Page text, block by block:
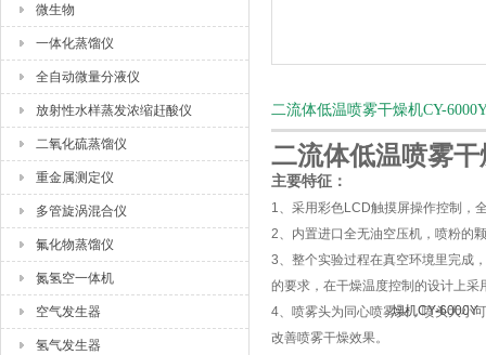
微生物
一体化蒸馏仪
全自动微量分液仪
放射性水样蒸发浓缩赶酸仪
二氧化硫蒸馏仪
重金属测定仪
多管旋涡混合仪
氟化物蒸馏仪
氮氢空一体机
空气发生器
氢气发生器
二流体低温喷雾干燥机CY-
二流体低温喷雾
主要特征：
1、采用彩色LCD触摸屏操作控制，
2、内置进口全无油空压机，喷粉的
3、整个实验过程在真空环境里完成
的要求，在干燥温度控制的设计上
4、喷雾头为同心喷雾头，喷头大小
改善喷雾干燥效果。